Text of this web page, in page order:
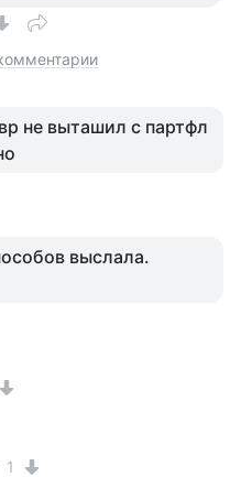
не выташил с партфл
выслала.
1